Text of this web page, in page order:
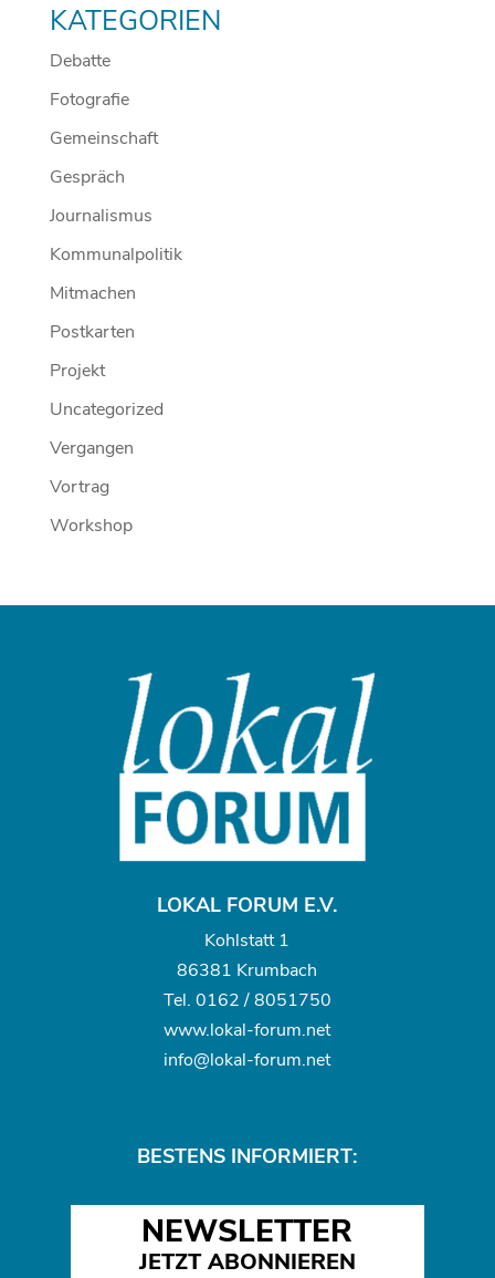
KATEGORIEN
Debatte
Fotografie
Gemeinschaft
Gespräch
Journalismus
Kommunalpolitik
Mitmachen
Postkarten
Projekt
Uncategorized
Vergangen
Vortrag
Workshop
LOKAL FORUM E.V.
Kohlstatt 1
86381 Krumbach
Tel. 0162 / 8051750
www.lokal-forum.net
info@lokal-forum.net
BESTENS INFORMIERT:
NEWSLETTER
JETZT ABONNIEREN